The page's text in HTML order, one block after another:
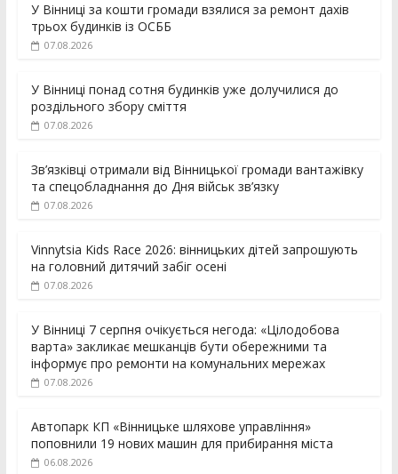
У Вінниці за кошти громади взялися за ремонт дахів
трьох будинків із ОСББ
07.08.2026
У Вінниці понад сотня будинків уже долучилися до
роздільного збору сміття
07.08.2026
Зв’язківці отримали від Вінницької громади вантажівку
та спецобладнання до Дня військ зв’язку
07.08.2026
Vinnytsia Kids Race 2026: вінницьких дітей запрошують
на головний дитячий забіг осені
07.08.2026
У Вінниці 7 серпня очікується негода: «Цілодобова
варта» закликає мешканців бути обережними та
інформує про ремонти на комунальних мережах
07.08.2026
Автопарк КП «Вінницьке шляхове управління»
поповнили 19 нових машин для прибирання міста
06.08.2026